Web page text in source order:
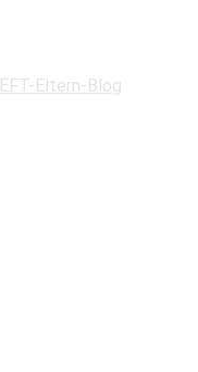
EFT-Eltern-Blog